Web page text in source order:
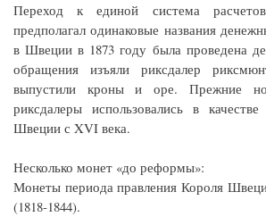
Переход к единой система
предполагал одинаковые названия
в Швеции в 1873 году была проведена
обращения изъяли риксдалер
выпустили кроны и оре. Прежние
риксдалеры использовались в
Швеции с XVI века.
Несколько монет «до реформы»:
Монеты периода правления Короля
(1818-1844).